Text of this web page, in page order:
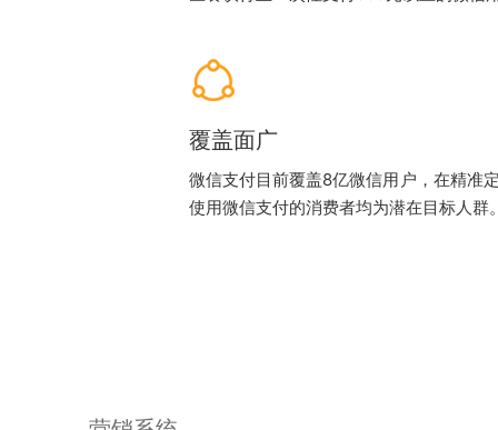
覆盖面广
微信支付目前覆盖8亿微信用户，在精准
使用微信支付的消费者均为潜在目标人群